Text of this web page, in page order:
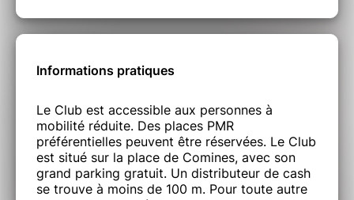
Informations pratiques
Le Club est accessible aux personnes à
mobilité réduite. Des places PMR
préférentielles peuvent être réservées. Le Club
est situé sur la place de Comines, avec son
grand parking gratuit. Un distributeur de cash
se trouve à moins de 100 m. Pour toute autre